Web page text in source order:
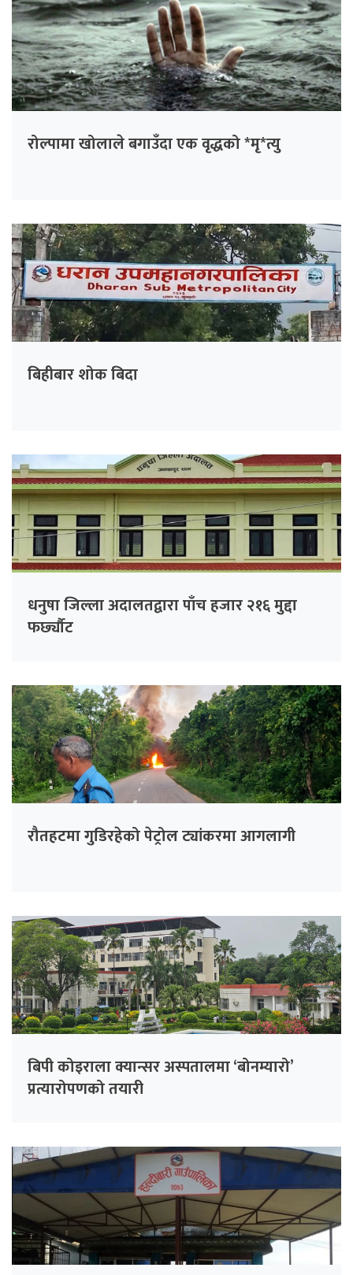
रोल्पामा खोलाले बगाउँदा एक वृद्धको *मृ*त्यु
बिहीबार शोक बिदा
धनुषा जिल्ला अदालतद्वारा पाँच हजार २१६ मुद्दा
फर्छ्यौट
रौतहटमा गुडिरहेको पेट्रोल ट्यांकरमा आगलागी
बिपी कोइराला क्यान्सर अस्पतालमा ‘बोनम्यारो’
प्रत्यारोपणको तयारी